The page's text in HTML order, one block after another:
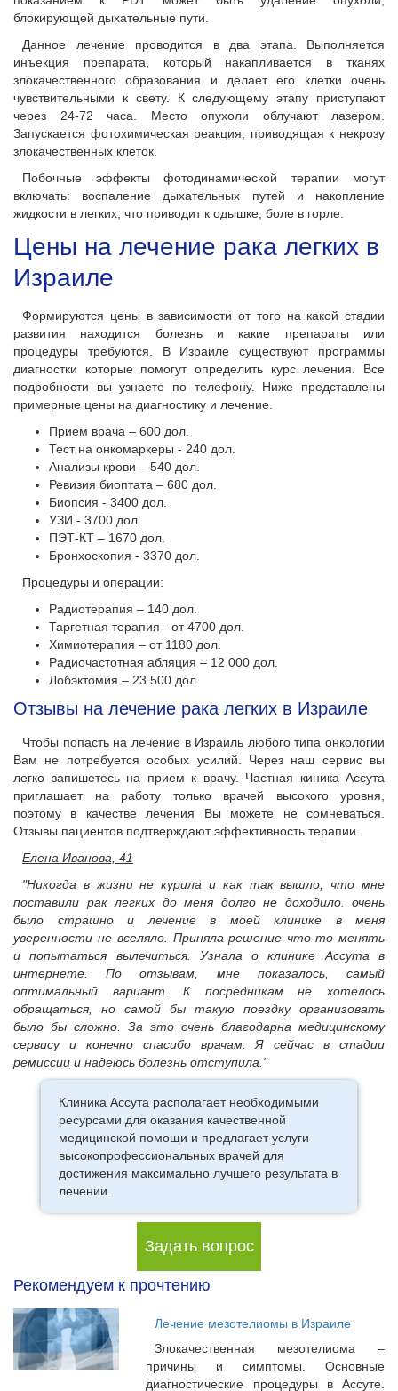
блокирующей дыхательные пути.
Данное лечение проводится в два этапа. Выполняется
инъекция препарата, который накапливается в тканях
злокачественного образования и делает его клетки очень
чувствительными к свету. К следующему этапу приступают
через 24-72 часа. Место опухоли облучают лазером.
Запускается фотохимическая реакция, приводящая к некрозу
злокачественных клеток.
Побочные эффекты фотодинамической терапии могут
включать: воспаление дыхательных путей и накопление
жидкости в легких, что приводит к одышке, боле в горле.
Цены на лечение рака легких в
Израиле
Формируются цены в зависимости от того на какой стадии
развития находится болезнь и какие препараты или
процедуры требуются. В Израиле существуют программы
диагностки которые помогут определить курс лечения. Все
подробности вы узнаете по телефону. Ниже представлены
примерные цены на диагностику и лечение.
Прием врача – 600 дол.
Тест на онкомаркеры - 240 дол.
Анализы крови – 540 дол.
Ревизия биоптата – 680 дол.
Биопсия - 3400 дол.
УЗИ - 3700 дол.
ПЭТ-КТ – 1670 дол.
Бронхоскопия - 3370 дол.
Процедуры и операции:
Радиотерапия – 140 дол.
Таргетная терапия - от 4700 дол.
Химиотерапия – от 1180 дол.
Радиочастотная абляция – 12 000 дол.
Лобэктомия – 23 500 дол.
Отзывы на лечение рака легких в Израиле
Чтобы попасть на лечение в Израиль любого типа онкологии
Вам не потребуется особых усилий. Через наш сервис вы
легко запишетесь на прием к врачу. Частная киника Ассута
приглашает на работу только врачей высокого уровня,
поэтому в качестве лечения Вы можете не сомневаться.
Отзывы пациентов подтверждают эффективность терапии.
Елена Иванова, 41
"Никогда в жизни не курила и как так вышло, что мне
поставили рак легких до меня долго не доходило. очень
было страшно и лечение в моей клинике в меня
уверенности не вселяло. Приняла решение что-то менять
и попытаться вылечиться. Узнала о клинике Ассута в
интернете. По отзывам, мне показалось, самый
оптимальный вариант. К посредникам не хотелось
обращаться, но самой бы такую поездку организовать
было бы сложно. За это очень благодарна медицинскому
сервису и конечно спасибо врачам. Я сейчас в стадии
ремиссии и надеюсь болезнь отступила."
Клиника Ассута располагает необходимыми
ресурсами для оказания качественной
медицинской помощи и предлагает услуги
высокопрофессиональных врачей для
достижения максимально лучшего результата в
лечении.
Задать вопрос
Рекомендуем к прочтению
Лечение мезотелиомы в Израиле
Злокачественная мезотелиома –
причины и симптомы. Основные
диагностические процедуры в Ассуте.